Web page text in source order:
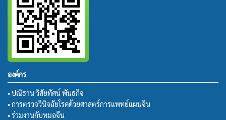
องค์กร
• ปณิธาน วิสัยทัศน์ พันธกิจ
• การตรวจวินิจฉัยโรคด้วยศาสตร์การแพทย์แผนจีน
• ร่วมงานกับหมอจีน